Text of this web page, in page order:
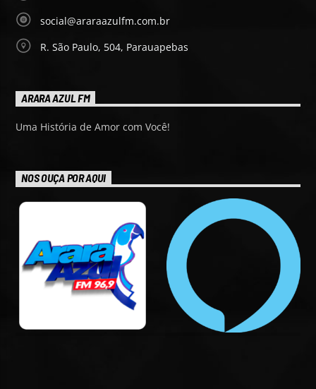
social@araraazulfm.com.br
R. São Paulo, 504, Parauapebas
ARARA AZUL FM
Uma História de Amor com Você!
NOS OUÇA POR AQUI